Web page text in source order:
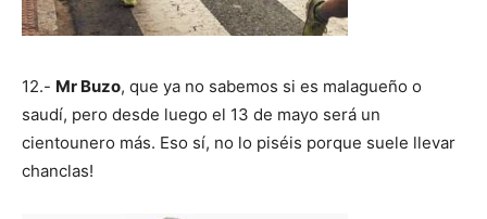
12.- Mr Buzo, que ya no sabemos si es malagueño o
saudí, pero desde luego el 13 de mayo será un
cientounero más. Eso sí, no lo piséis porque suele llevar
chanclas!